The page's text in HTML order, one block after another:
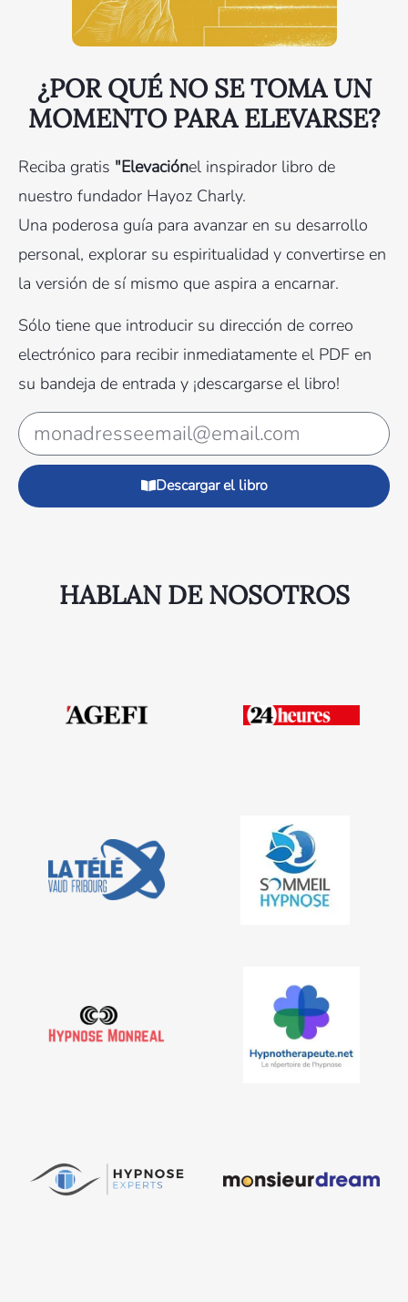
¿POR QUÉ NO SE TOMA UN
MOMENTO PARA ELEVARSE?
Reciba gratis "Elevaciónel inspirador libro de
nuestro fundador Hayoz Charly.
Una poderosa guía para avanzar en su desarrollo
personal, explorar su espiritualidad y convertirse en
la versión de sí mismo que aspira a encarnar.
Sólo tiene que introducir su dirección de correo
electrónico para recibir inmediatamente el PDF en
su bandeja de entrada y ¡descargarse el libro!
Descargar el libro
HABLAN DE NOSOTROS